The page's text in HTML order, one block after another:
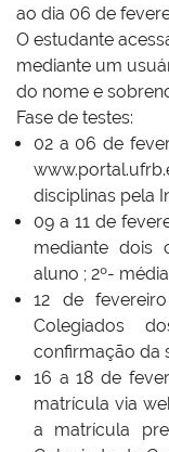
ao dia 06 de
O estudante
mediante um
do nome e
Fase de testes:
02 a 06 de
disciplinas pela
09 a 11 de
mediante dois
aluno ; 2º-
12 de
Colegiados
confirmação da
16 a 18 de
matrícula via
a matrícula